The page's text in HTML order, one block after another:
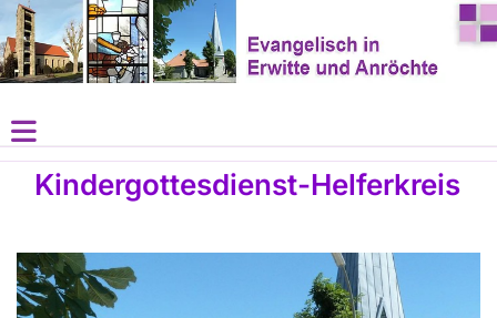
Kindergottesdienst-Helferkreis